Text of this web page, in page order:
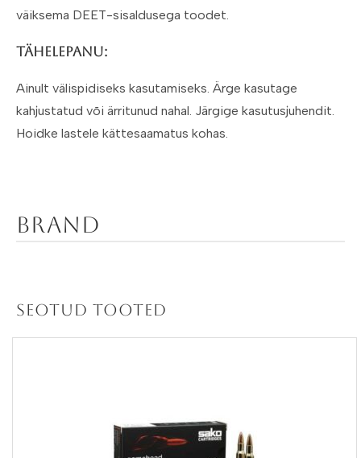
väiksema DEET-sisaldusega toodet.
Tähelepanu:
Ainult välispidiseks kasutamiseks. Ärge kasutage
kahjustatud või ärritunud nahal. Järgige kasutusjuhendit.
Hoidke lastele kättesaamatus kohas.
Brand
Seotud tooted